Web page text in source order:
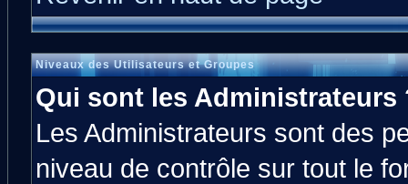
Niveaux des Utilisateurs et Groupes
Qui sont les Administrateurs
Les Administrateurs sont des
niveau de contrôle sur tout le